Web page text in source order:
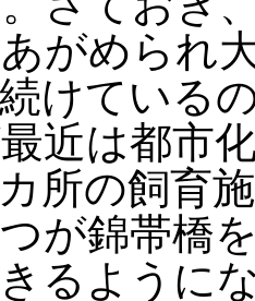
がめられ
けている
近は都市
所の飼育
が錦帯橋
るように